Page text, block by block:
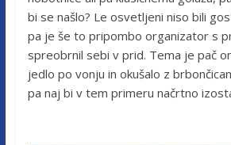
bi se našlo? Le osvetljeni niso bili
pa je še to pripombo organizator s
spreobrnil sebi v prid. Tema je pač
jedlo po vonju in okušalo z
pa naj bi v tem primeru načrtno